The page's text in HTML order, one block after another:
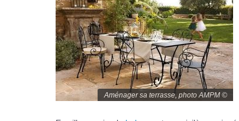
Aménager sa terrasse, photo AMPM ©